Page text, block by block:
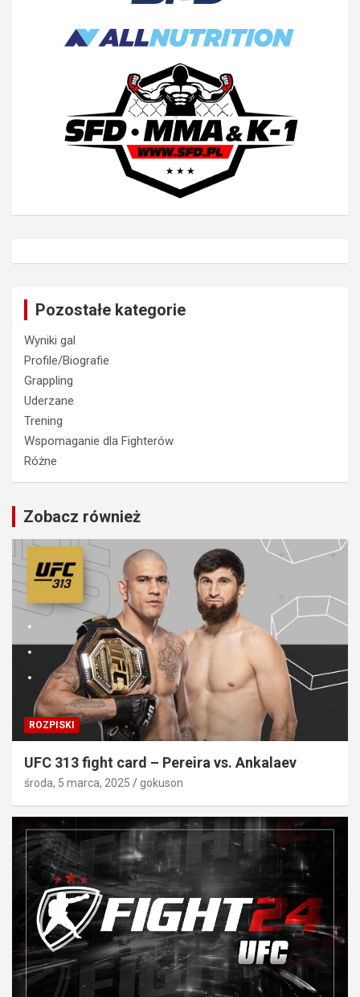
Pozostałe kategorie
Wyniki gal
Profile/Biografie
Grappling
Uderzane
Trening
Wspomaganie dla Fighterów
Różne
Zobacz również
ROZPISKI
UFC 313 fight card – Pereira vs. Ankalaev
środa, 5 marca, 2025 gokuson